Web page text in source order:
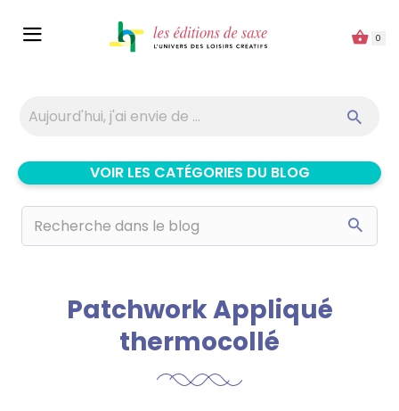
0
VOIR LES CATÉGORIES DU BLOG
Patchwork Appliqué
thermocollé